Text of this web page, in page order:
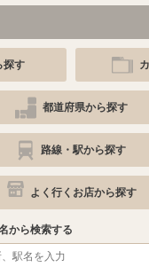
探す
都道府県から探す
路線・駅から探す
よく行くお店から探す
から検索する